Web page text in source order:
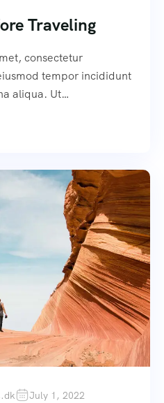
Traveling
consectetur
tempor incididunt
aliqua. Ut…
July 1, 2022